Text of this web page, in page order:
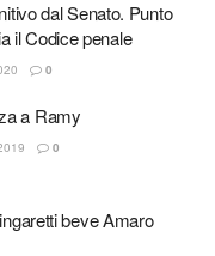
dal Senato. Punto
il Codice penale
0
a Ramy
0
beve Amaro